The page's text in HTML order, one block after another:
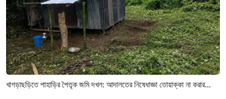
খাগড়াছড়িতে পাহাড়ির পৈতৃক জমি দখল: আদালতের নিষেধাজ্ঞা তোয়াক্কা না করার...